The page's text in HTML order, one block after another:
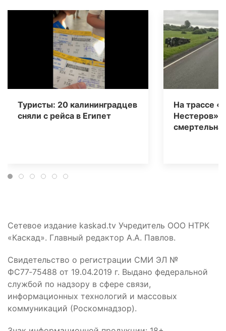
Туристы: 20 калининградцев
сняли с рейса в Египет
На трассе
Нестеров»
Сетевое издание kaskad.tv Учредитель ООО НТРК
«Каскад». Главный редактор А.А. Павлов.
Свидетельство о регистрации СМИ ЭЛ №
ФС77‑75488 от 19.04.2019 г. Выдано федеральной
службой по надзору в сфере связи,
информационных технологий и массовых
коммуникаций (Роскомнадзор).